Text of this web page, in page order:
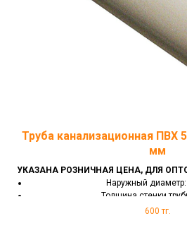
Труба канализационная ПВХ
мм
УКАЗАНА РОЗНИЧНАЯ ЦЕНА, ДЛЯ
Наружный
Толщина стенки
Длина: 500
600 тг.